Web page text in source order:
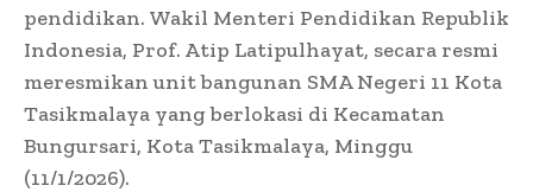
pendidikan. Wakil Menteri Pendidikan Republik
Indonesia, Prof. Atip Latipulhayat, secara resmi
meresmikan unit bangunan SMA Negeri 11 Kota
Tasikmalaya yang berlokasi di Kecamatan
Bungursari, Kota Tasikmalaya, Minggu
(11/1/2026).